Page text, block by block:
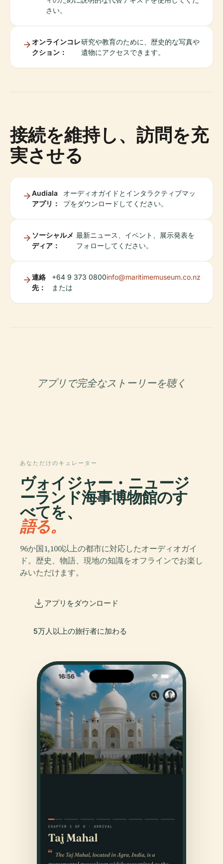
さい。
オンラインコレ
クション：
研究や教育のために、歴史的な写真や
遺物にアクセスできます。
接続を維持し、訪問を充
実させる
Audiala
アプリ：
オーディオガイドとインタラクティブマッ
プをダウンロードしてください。
ソーシャルメ
ディア：
最新ニュース、イベント、展示発表を
フォローしてください。
連絡
先：
+64 9 373 0800
または
info@maritimemuseum.co.nz
アプリで完全なストーリーを聴く
あなただけのキュレーター
ヴォイジャー・ニュージ
ーランド海事博物館のす
べてを、
語る。
96か国1,100以上の都市に対応したオーディオガイ
ド。歴史、物語、現地の知識をオフラインでお楽し
みいただけます。
アプリをダウンロード
5万人以上の旅行者に加わる